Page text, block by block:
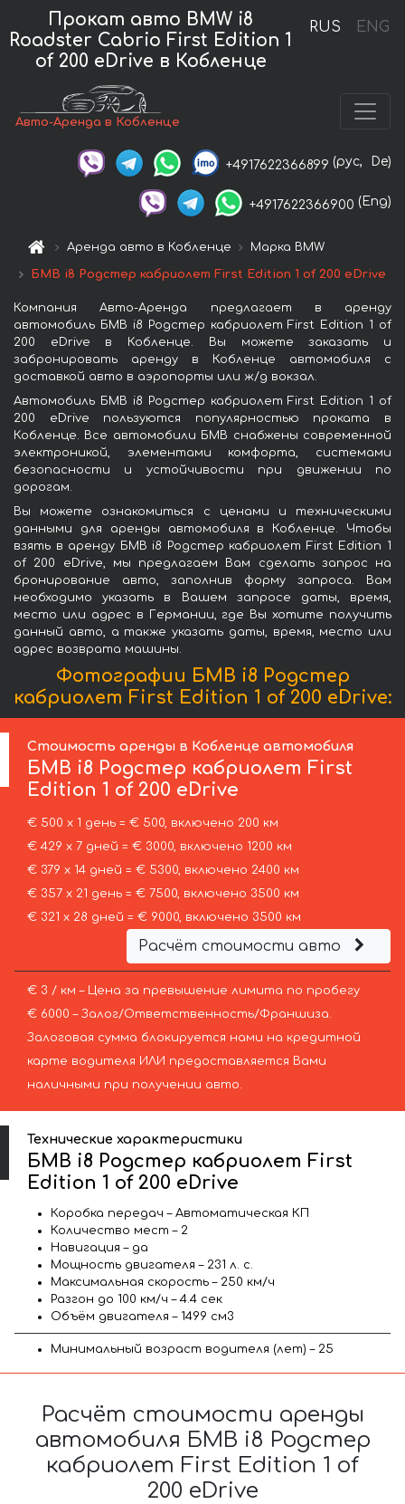
RUS ENG
Прокат авто BMW i8
Roadster Cabrio First Edition 1
of 200 eDrive в Кобленце
Авто-Аренда в Кобленце
+4917622366899 (рус, De)
+4917622366900 (Eng)
Аренда авто в Кобленце Марка BMW
БМВ i8 Родстер кабриолет First Edition 1 of 200 eDrive
Компания Авто-Аренда предлагает в аренду
автомобиль БМВ i8 Родстер кабриолет First Edition 1 of
200 eDrive в Кобленце. Вы можете заказать и
забронировать аренду в Кобленце автомобиля с
доставкой авто в аэропорты или ж/д вокзал.
Автомобиль БМВ i8 Родстер кабриолет First Edition 1 of
200 eDrive пользуются популярностью проката в
Кобленце. Все автомобили БМВ снабжены современной
электроникой, элементами комфорта, системами
безопасности и устойчивости при движении по
дорогам.
Вы можете ознакомиться с ценами и техническими
данными для аренды автомобиля в Кобленце. Чтобы
взять в аренду БМВ i8 Родстер кабриолет First Edition 1
of 200 eDrive, мы предлагаем Вам сделать запрос на
бронирование авто, заполнив форму запроса. Вам
необходимо указать в Вашем запросе даты, время,
место или адрес в Германии, где Вы хотите получить
данный авто, а также указать даты, время, место или
адрес возврата машины.
Фотографии БМВ i8 Родстер
кабриолет First Edition 1 of 200 eDrive:
Стоимость аренды в Кобленце автомобиля
БМВ i8 Родстер кабриолет First
Edition 1 of 200 eDrive
€ 500 х 1 день = € 500, включено 200 км
€ 429 х 7 дней = € 3000, включено 1200 км
€ 379 х 14 дней = € 5300, включено 2400 км
€ 357 х 21 день = € 7500, включено 3500 км
€ 321 х 28 дней = € 9000, включено 3500 км
Расчёт стоимости авто
€ 3 / км – Цена за превышение лимита по пробегу
€ 6000 – Залог/Ответственность/Франшиза.
Залоговая сумма блокируется нами на кредитной
карте водителя ИЛИ предоставляется Вами
наличными при получении авто.
Технические характеристики
БМВ i8 Родстер кабриолет First
Edition 1 of 200 eDrive
Коробка передач – Автоматическая КП
Количество мест – 2
Навигация – да
Мощность двигателя – 231 л. с.
Максимальная скорость – 250 км/ч
Разгон до 100 км/ч – 4.4 сек
Объём двигателя – 1499 см3
Минимальный возраст водителя (лет) – 25
Расчёт стоимости аренды
автомобиля БМВ i8 Родстер
кабриолет First Edition 1 of
200 eDrive